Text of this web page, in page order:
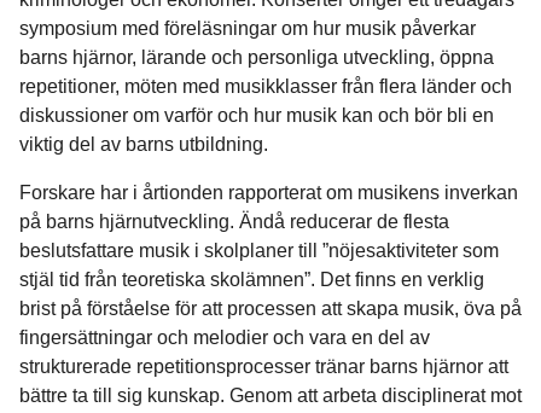
symposium med föreläsningar om hur musik påverkar
barns hjärnor, lärande och personliga utveckling, öppna
repetitioner, möten med musikklasser från flera länder och
diskussioner om varför och hur musik kan och bör bli en
viktig del av barns utbildning.
Forskare har i årtionden rapporterat om musikens inverkan
på barns hjärnutveckling. Ändå reducerar de flesta
beslutsfattare musik i skolplaner till ”nöjesaktiviteter som
stjäl tid från teoretiska skolämnen”. Det finns en verklig
brist på förståelse för att processen att skapa musik, öva på
fingersättningar och melodier och vara en del av
strukturerade repetitionsprocesser tränar barns hjärnor att
bättre ta till sig kunskap. Genom att arbeta disciplinerat mot